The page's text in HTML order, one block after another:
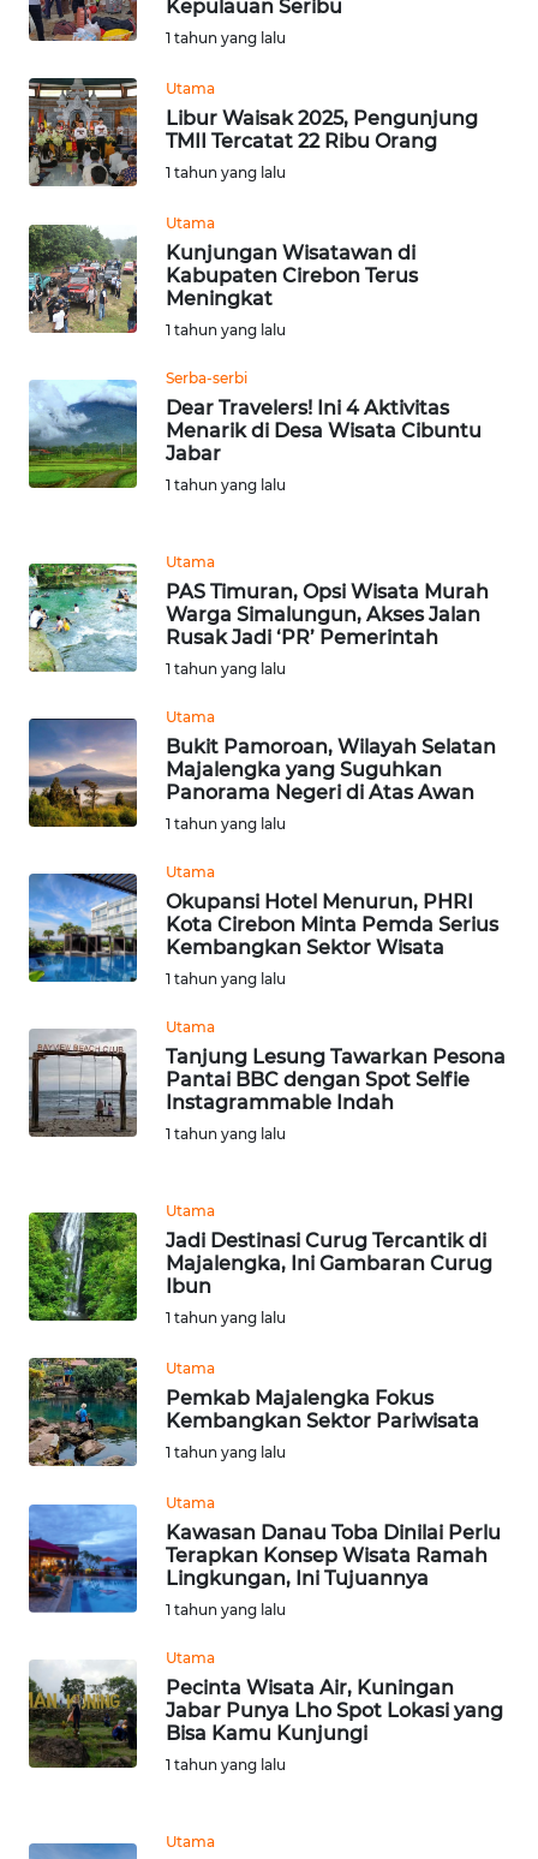
Kepulauan Seribu
1 tahun yang lalu
Utama
Libur Waisak 2025, Pengunjung
TMII Tercatat 22 Ribu Orang
1 tahun yang lalu
Utama
Kunjungan Wisatawan di
Kabupaten Cirebon Terus
Meningkat
1 tahun yang lalu
Serba-serbi
Dear Travelers! Ini 4 Aktivitas
Menarik di Desa Wisata Cibuntu
Jabar
1 tahun yang lalu
Utama
PAS Timuran, Opsi Wisata Murah
Warga Simalungun, Akses Jalan
Rusak Jadi ‘PR’ Pemerintah
1 tahun yang lalu
Utama
Bukit Pamoroan, Wilayah Selatan
Majalengka yang Suguhkan
Panorama Negeri di Atas Awan
1 tahun yang lalu
Utama
Okupansi Hotel Menurun, PHRI
Kota Cirebon Minta Pemda Serius
Kembangkan Sektor Wisata
1 tahun yang lalu
Utama
Tanjung Lesung Tawarkan Pesona
Pantai BBC dengan Spot Selfie
Instagrammable Indah
1 tahun yang lalu
Utama
Jadi Destinasi Curug Tercantik di
Majalengka, Ini Gambaran Curug
Ibun
1 tahun yang lalu
Utama
Pemkab Majalengka Fokus
Kembangkan Sektor Pariwisata
1 tahun yang lalu
Utama
Kawasan Danau Toba Dinilai Perlu
Terapkan Konsep Wisata Ramah
Lingkungan, Ini Tujuannya
1 tahun yang lalu
Utama
Pecinta Wisata Air, Kuningan
Jabar Punya Lho Spot Lokasi yang
Bisa Kamu Kunjungi
1 tahun yang lalu
Utama
KALSEL
WN
KALTIM
WN
WN
GORONTALO
SULUT
WN
MALUKU
MALUT
WN
DAIRI
WN
DANAU
TOBA
WN
WN
LANGKAT
TAPANULI
SELATAN
WN
WN
KARO
WN
WN
LABUHANBATU
WN
TAPANULI
TENGAH
WN DELI
WN
TEBING
TINGGI
PAKPAK